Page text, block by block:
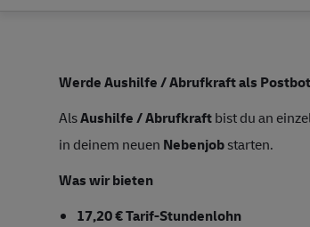
Werde Aushilfe / Abrufkraft als
AlsAushilfe / Abrufkraftbist du an
in deinem neuen Nebenjobstarten.
Was wir bieten
17,20 € Tarif-Stundenlohn